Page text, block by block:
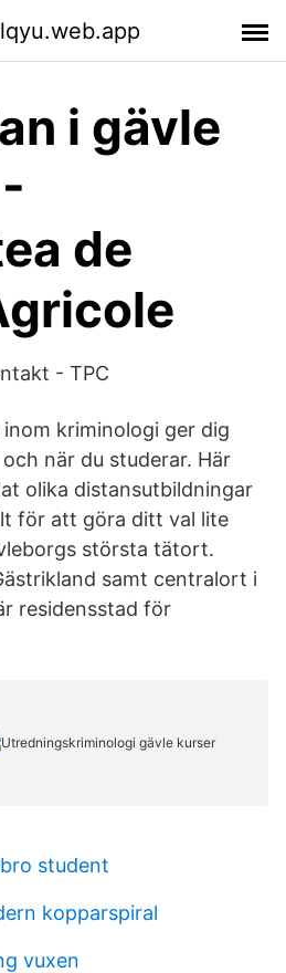
i gävle
de
- TPC
kriminologi ger dig
när du studerar. Här
olika distansutbildningar
för att göra ditt val lite
största tätort.
samt centralort i
residensstad för
student
kopparspiral
vuxen